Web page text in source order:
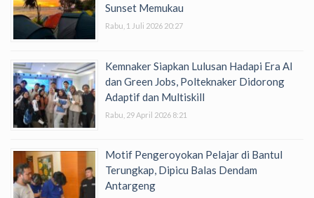
Sunset Memukau
Rabu, 1 Juli 2026 20:27
Kemnaker Siapkan Lulusan Hadapi Era AI
dan Green Jobs, Polteknaker Didorong
Adaptif dan Multiskill
Rabu, 29 April 2026 8:21
Motif Pengeroyokan Pelajar di Bantul
Terungkap, Dipicu Balas Dendam
Antargeng